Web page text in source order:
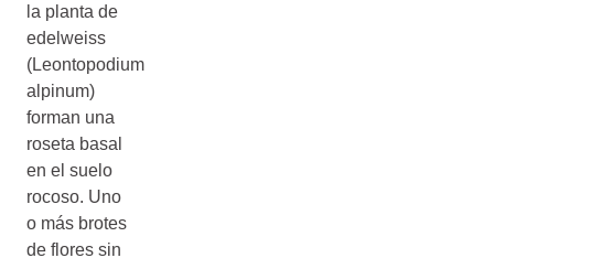
la planta de
edelweiss
(Leontopodium
alpinum)
forman una
roseta basal
en el suelo
rocoso. Uno
o más brotes
de flores sin